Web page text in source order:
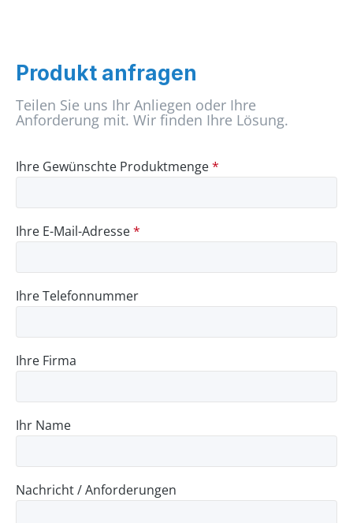
Produkt anfragen
Teilen Sie uns Ihr Anliegen oder Ihre
Anforderung mit. Wir finden Ihre Lösung.
Ihre Gewünschte Produktmenge*
Ihre E-Mail-Adresse*
Ihre Telefonnummer
Ihre Firma
Ihr Name
Nachricht / Anforderungen